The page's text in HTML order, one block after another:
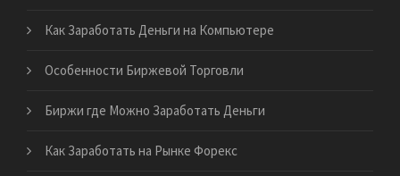
Как Заработать Деньги на Компьютере
Особенности Биржевой Торговли
Биржи где Можно Заработать Деньги
Как Заработать на Рынке Форекс